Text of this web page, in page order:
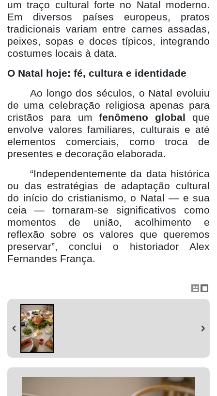
um traço cultural forte no Natal moderno.
Em diversos países europeus, pratos
tradicionais variam entre carnes assadas,
peixes, sopas e doces típicos, integrando
costumes locais à data.
O Natal hoje: fé, cultura e identidade
Ao longo dos séculos, o Natal evoluiu
de uma celebração religiosa apenas para
cristãos para umfenômeno global que
envolve valores familiares, culturais e até
elementos comerciais, como troca de
presentes e decoração elaborada.
“Independentemente da data histórica
ou das estratégias de adaptação cultural
do início do cristianismo, o Natal — e sua
ceia — tornaram-se significativos como
momentos de união, acolhimento e
reflexão sobre os valores que queremos
preservar”, conclui o historiador Alex
Fernandes França.